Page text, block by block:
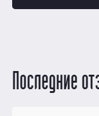
Последние